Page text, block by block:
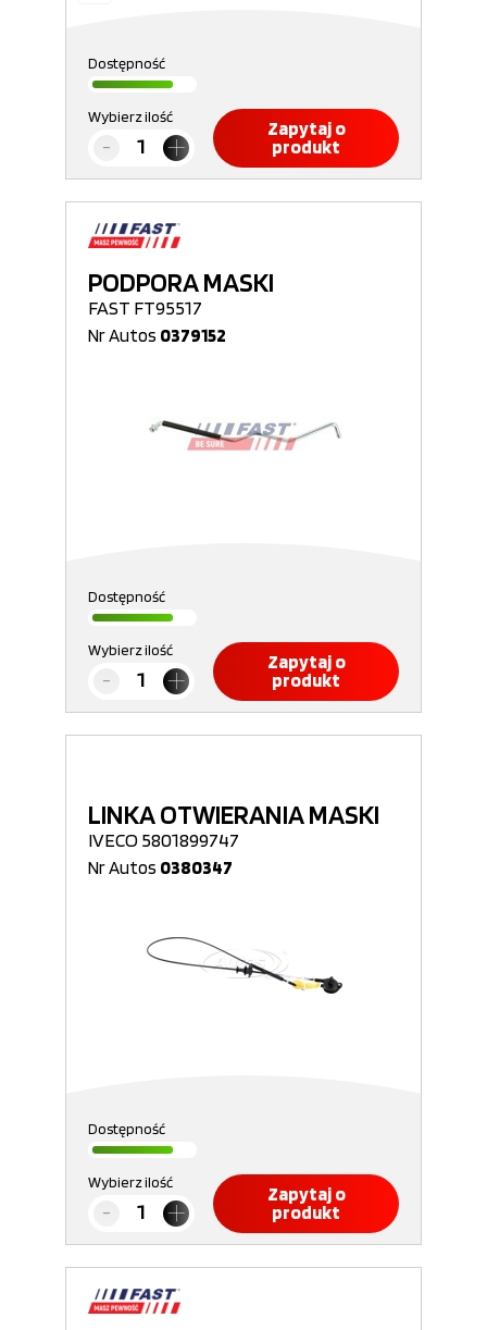
Dostępność
Wybierz ilość
Zapytaj o
produkt
PODPORA MASKI
FAST FT95517
Nr Autos 0379152
Dostępność
Wybierz ilość
Zapytaj o
produkt
LINKA OTWIERANIA MASKI
IVECO 5801899747
Nr Autos 0380347
Dostępność
Wybierz ilość
Zapytaj o
produkt